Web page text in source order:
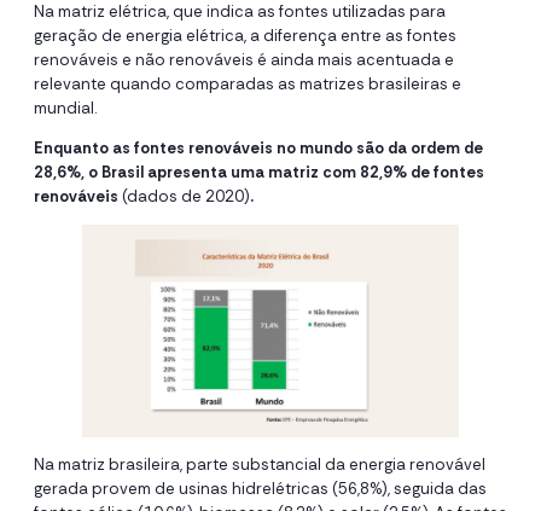
Na matriz elétrica, que indica as fontes utilizadas para
geração de energia elétrica, a diferença entre as fontes
renováveis e não renováveis é ainda mais acentuada e
relevante quando comparadas as matrizes brasileiras e
mundial.
Enquanto as fontes renováveis no mundo são da ordem de
28,6%, o Brasil apresenta uma matriz com 82,9% de fontes
renováveis (dados de 2020).
Na matriz brasileira, parte substancial da energia renovável
gerada provem de usinas hidrelétricas (56,8%), seguida das